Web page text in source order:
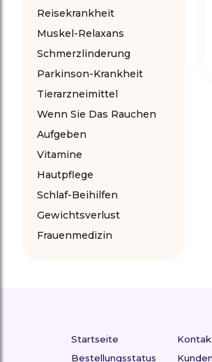
Reisekrankheit
Muskel-Relaxans
Schmerzlinderung
Parkinson-Krankheit
Tierarzneimittel
Wenn Sie Das Rauchen
Aufgeben
Vitamine
Hautpflege
Schlaf-Beihilfen
Gewichtsverlust
Frauenmedizin
Startseite
Bestellungsstatus